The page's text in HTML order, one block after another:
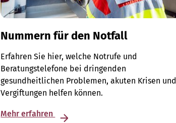
Nummern für den Notfall
Erfahren Sie hier, welche Notrufe und
Beratungstelefone bei dringenden
gesundheitlichen Problemen, akuten Krisen und
Vergiftungen helfen können.
Mehr erfahren